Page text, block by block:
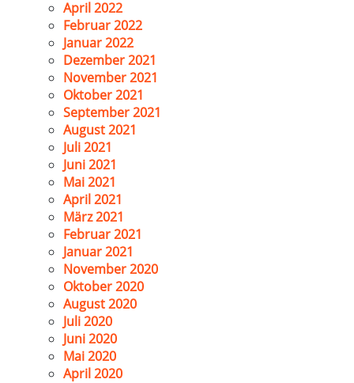
April 2022
Februar 2022
Januar 2022
Dezember 2021
November 2021
Oktober 2021
September 2021
August 2021
Juli 2021
Juni 2021
Mai 2021
April 2021
März 2021
Februar 2021
Januar 2021
November 2020
Oktober 2020
August 2020
Juli 2020
Juni 2020
Mai 2020
April 2020